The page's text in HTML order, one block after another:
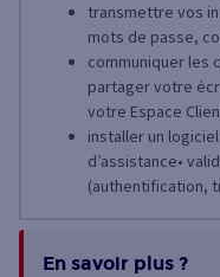
transmettre vos
mots de passe,
communiquer les
partager votre
votre Espace
installer un
d’assistance•
(authentification,
En savoir plus ?